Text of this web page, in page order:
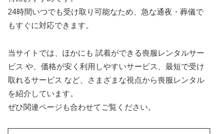
24時間いつでも受け取り可能なため、急な通夜・葬儀で
もすぐに対応できます。
当サイトでは、ほかにも 試着ができる喪服レンタルサー
ビス や、価格が安く利用しやすいサービス、最短で受け
取れるサービス など、さまざまな視点から喪服レンタル
を紹介しています。
ぜひ関連ページも合わせてご覧ください。